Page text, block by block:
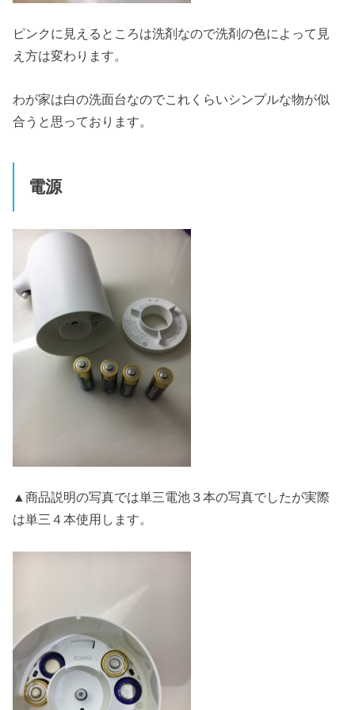
ピンクに見えるところは洗剤なので洗剤の色によって見
え方は変わります。
わが家は白の洗面台なのでこれくらいシンプルな物が似
合うと思っております。
電源
▲商品説明の写真では単三電池３本の写真でしたが実際
は単三４本使用します。